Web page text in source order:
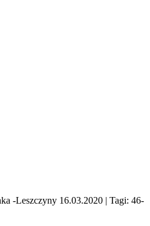
-Leszczyny 16.03.2020 | Tagi: 46-